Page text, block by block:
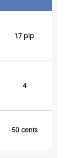
1.7 pip
4
50 cents